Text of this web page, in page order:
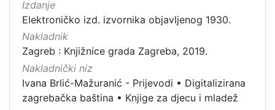
Izdanje
Elektroničko izd. izvornika objavljenog 1930.
Nakladnik
Zagreb : Knjižnice grada Zagreba, 2019.
Nakladnički niz
Ivana Brlić-Mažuranić - Prijevodi • Digitalizirana
zagrebačka baština • Knjige za djecu i mladež